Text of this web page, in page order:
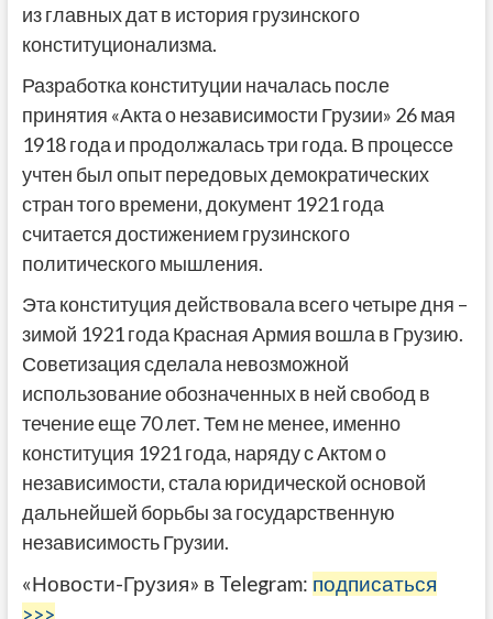
из главных дат в история грузинского
конституционализма.
Разработка конституции началась после
принятия «Акта о независимости Грузии» 26 мая
1918 года и продолжалась три года. В процессе
учтен был опыт передовых демократических
стран того времени, документ 1921 года
считается достижением грузинского
политического мышления.
Эта конституция действовала всего четыре дня –
зимой 1921 года Красная Армия вошла в Грузию.
Советизация сделала невозможной
использование обозначенных в ней свобод в
течение еще 70 лет. Тем не менее, именно
конституция 1921 года, наряду с Актом о
независимости, стала юридической основой
дальнейшей борьбы за государственную
независимость Грузии.
«Новости-Грузия» в Telegram: подписаться